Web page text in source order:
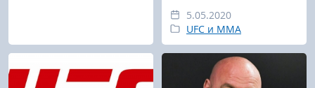
5.05.2020
UFC и MMA